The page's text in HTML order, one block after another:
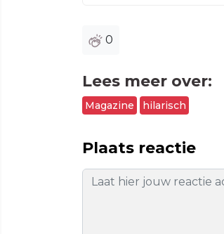
0
Lees meer over:
Magazine hilarisch
Plaats reactie